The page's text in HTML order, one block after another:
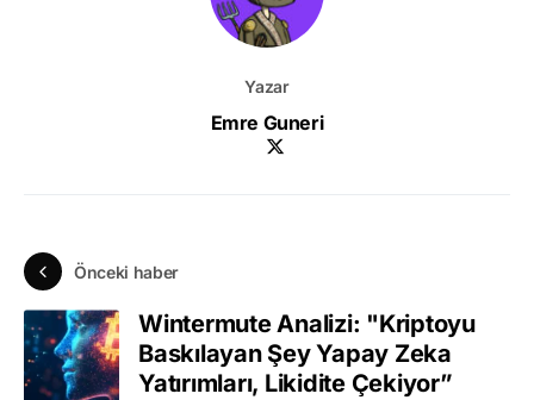
Yazar
Emre Guneri
Önceki haber
Wintermute Analizi: "Kriptoyu
Baskılayan Şey Yapay Zeka
Yatırımları, Likidite Çekiyor”